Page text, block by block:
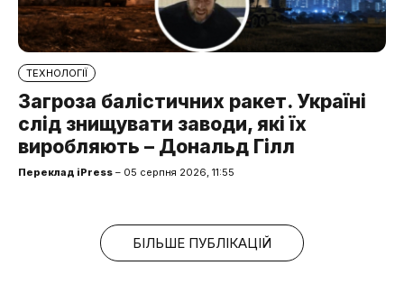
ТЕХНОЛОГІЇ
Загроза балістичних ракет. Україні
слід знищувати заводи, які їх
виробляють – Дональд Гілл
Переклад iPress – 05 серпня 2026, 11:55
БІЛЬШЕ ПУБЛІКАЦІЙ